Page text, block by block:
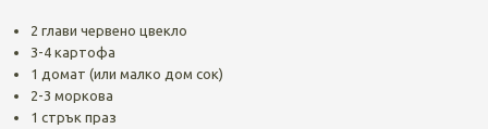
2 глави червено цвекло
3-4 картофа
1 домат (или малко дом сок)
2-3 моркова
1 стрък праз